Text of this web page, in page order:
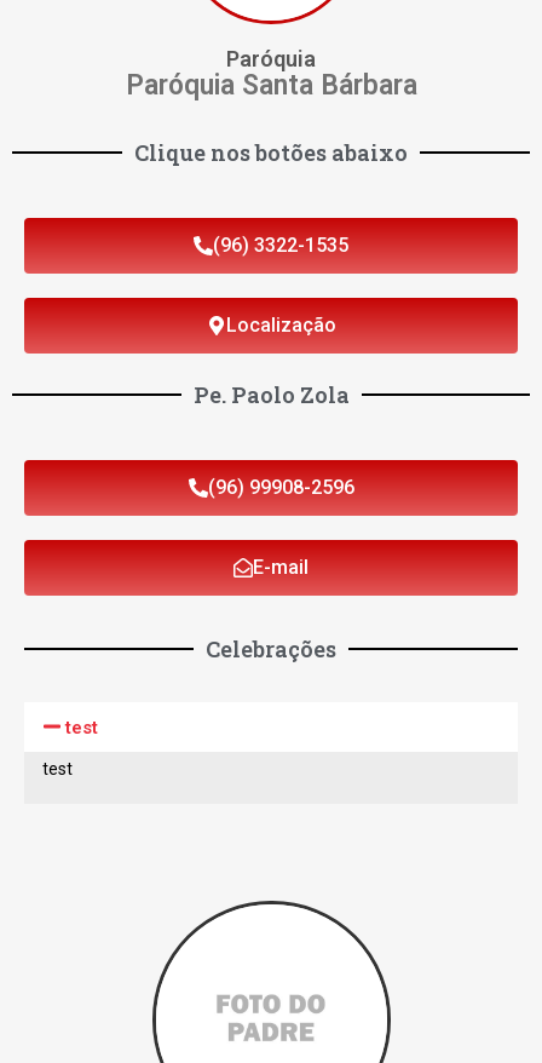
Paróquia
Paróquia Santa Bárbara
Clique nos botões abaixo
(96) 3322-1535
Localização
Pe. Paolo Zola
(96) 99908-2596
E-mail
Celebrações
test
test